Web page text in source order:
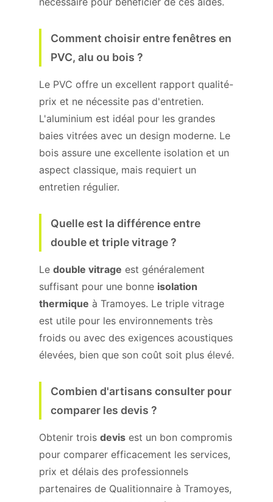
Comment choisir entre fenêtres en
PVC, alu ou bois ?
Le PVC offre un excellent rapport qualité-
prix et ne nécessite pas d'entretien.
L'aluminium est idéal pour les grandes
baies vitrées avec un design moderne. Le
bois assure une excellente isolation et un
aspect classique, mais requiert un
entretien régulier.
Quelle est la différence entre
double et triple vitrage ?
Le double vitrage est généralement
suffisant pour une bonne isolation
thermique à Tramoyes. Le triple vitrage
est utile pour les environnements très
froids ou avec des exigences acoustiques
élevées, bien que son coût soit plus élevé.
Combien d'artisans consulter pour
comparer les devis ?
Obtenir trois devis est un bon compromis
pour comparer efficacement les services,
prix et délais des professionnels
partenaires de Qualitionnaire à Tramoyes,